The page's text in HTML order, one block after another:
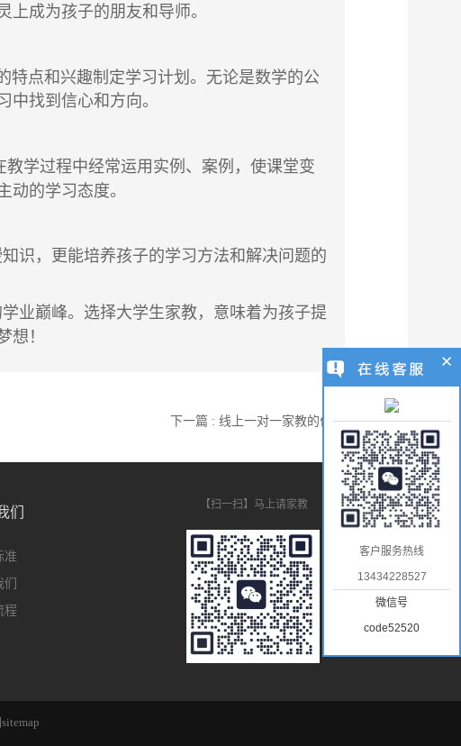
上成为孩子的朋友和导师。
特点和兴趣制定学习计划。无论是数学的公
找到信心和方向。
学过程中经常运用实例、案例，使课堂变
的学习态度。
识，更能培养孩子的学习方法和解决问题的
业巅峰。选择大学生家教，意味着为孩子提
想！
下一篇 : 线上一对一家教的优势
们
准
程
【扫一扫】马上请家教
客户服务热线
13434228527
微信号
code52520